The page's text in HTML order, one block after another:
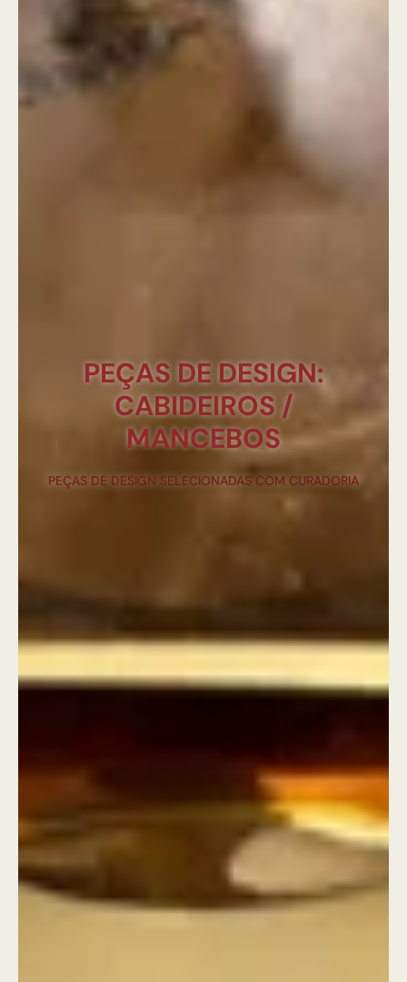
PEÇAS DE DESIGN:
CABIDEIROS /
MANCEBOS
PEÇAS DE DESIGN SELECIONADAS COM CURADORIA